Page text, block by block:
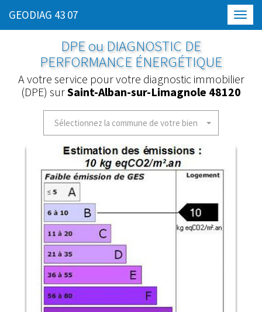
GEODIAG 43 07
DPE ou DIAGNOSTIC DE
PERFORMANCE ÉNERGÉTIQUE
A votre service pour votre diagnostic immobilier
(DPE) surSaint-Alban-sur-Limagnole 48120
Sélectionnez la commune de votre bien